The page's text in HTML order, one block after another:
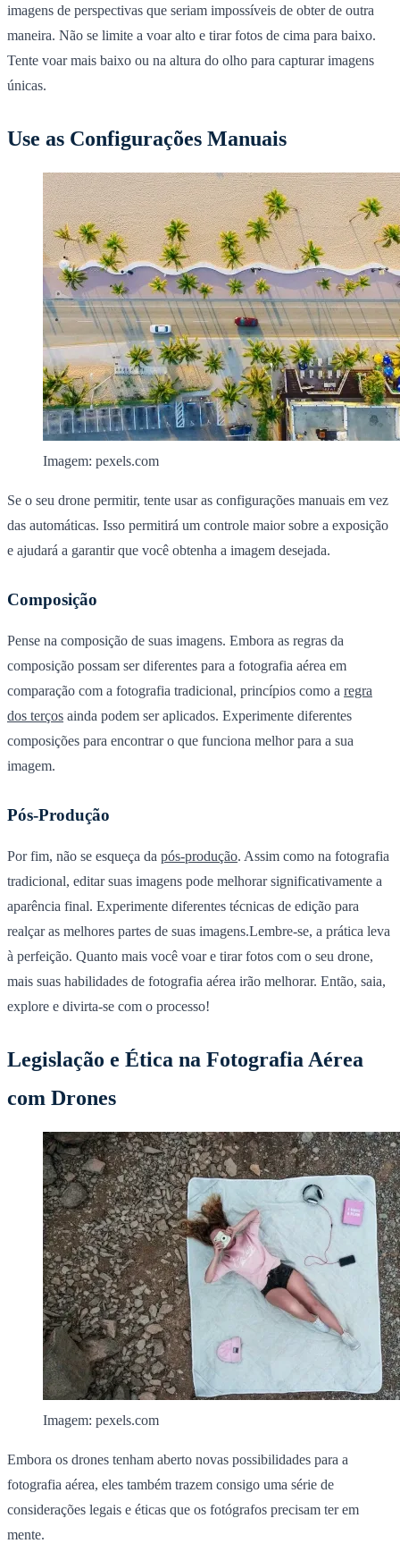
imagens de perspectivas que seriam impossíveis de obter de outra
maneira. Não se limite a voar alto e tirar fotos de cima para baixo.
Tente voar mais baixo ou na altura do olho para capturar imagens
únicas.
Use as Configurações Manuais
Imagem: pexels.com
Se o seu drone permitir, tente usar as configurações manuais em vez
das automáticas. Isso permitirá um controle maior sobre a exposição
e ajudará a garantir que você obtenha a imagem desejada.
Composição
Pense na composição de suas imagens. Embora as regras da
composição possam ser diferentes para a fotografia aérea em
comparação com a fotografia tradicional, princípios como a regra
dos terços ainda podem ser aplicados. Experimente diferentes
composições para encontrar o que funciona melhor para a sua
imagem.
Pós-Produção
Por fim, não se esqueça da pós-produção. Assim como na fotografia
tradicional, editar suas imagens pode melhorar significativamente a
aparência final. Experimente diferentes técnicas de edição para
realçar as melhores partes de suas imagens.Lembre-se, a prática leva
à perfeição. Quanto mais você voar e tirar fotos com o seu drone,
mais suas habilidades de fotografia aérea irão melhorar. Então, saia,
explore e divirta-se com o processo!
Legislação e Ética na Fotografia Aérea
com Drones
Imagem: pexels.com
Embora os drones tenham aberto novas possibilidades para a
fotografia aérea, eles também trazem consigo uma série de
considerações legais e éticas que os fotógrafos precisam ter em
mente.